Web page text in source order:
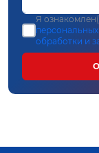
Я
обработки и